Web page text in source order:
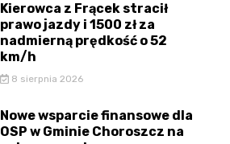
Kierowca z Frącek stracił
prawo jazdy i 1500 zł za
nadmierną prędkość o 52
km/h
8 sierpnia 2026
Nowe wsparcie finansowe dla
OSP w Gminie Choroszcz na